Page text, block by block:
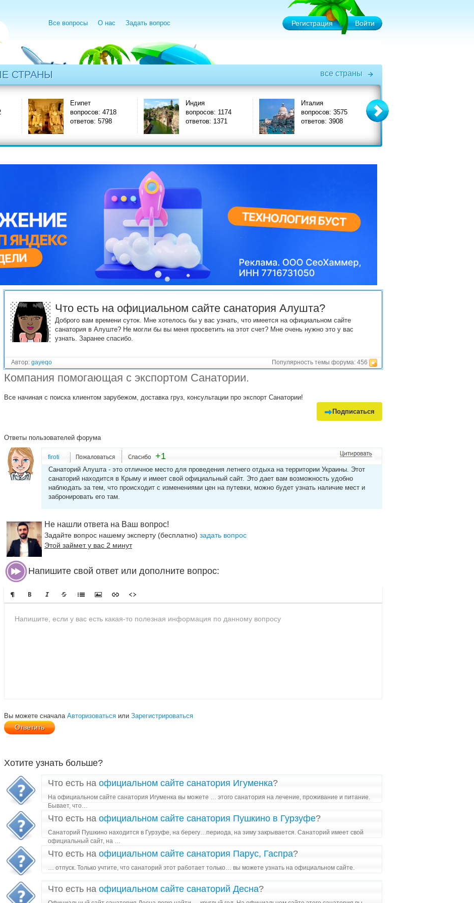
Все вопросы О нас Задать вопрос Регистрация Войти
СТРАНЫ все страны
Египет
вопросов: 4718
ответов: 5798
Индия
вопросов: 1174
ответов: 1371
Италия
вопросов: 3575
ответов: 3908
Что есть на официальном сайте санатория Алушта?
Доброго вам времени суток. Мне хотелось бы у вас узнать, что имеется на официальном сайте
санатория в Алуште? Не могли бы вы меня просветить на этот счет? Мне очень нужно это у вас
узнать. Заранее спасибо.
Автор: gayeqo Популярность темы форума: 456
Компания помогающая с экспортом Санатории.
Все начиная с поиска клиентом зарубежом, доставка груз, консультации про экспорт Санатории!
Подписаться
Ответы пользователей форума
firoti +1
Санаторий Алушта - это отличное место для проведения летнего отдыха на территории Украины. Этот
санаторий находится в Крыму и имеет свой официальный сайт. Это дает вам возможность удобно
наблюдать за тем, что происходит с изменениями цен на путевки, можно будет узнать наличие мест и
забронировать его там.
Не нашли ответа на Ваш вопрос!
Задайте вопрос нашему эксперту (бесплатно) задать вопрос
Этой займет у вас 2 минут
Напишите свой ответ или дополните вопрос:
Вы можете сначала Авторизоваться или Зарегистрироваться
Хотите узнать больше?
Что есть на официальном сайте санатория Игуменка?
На официальном сайте санатория Игуменка вы можете … этого санатория на лечение, проживание и питание.
Бывает, что…
Что есть на официальном сайте санатория Пушкино в Гурзуфе?
Санаторий Пушкино находится в Гурзуфе, на берегу…периода, на зиму закрывается. Санаторий имеет свой
официальный сайт, на …
Что есть на официальном сайте санатория Парус, Гаспра?
… отпуск. Только учтите, что санаторий этот работает только… вы можете узнать на официальном сайте.
Что есть на официальном сайте санаторий Десна?